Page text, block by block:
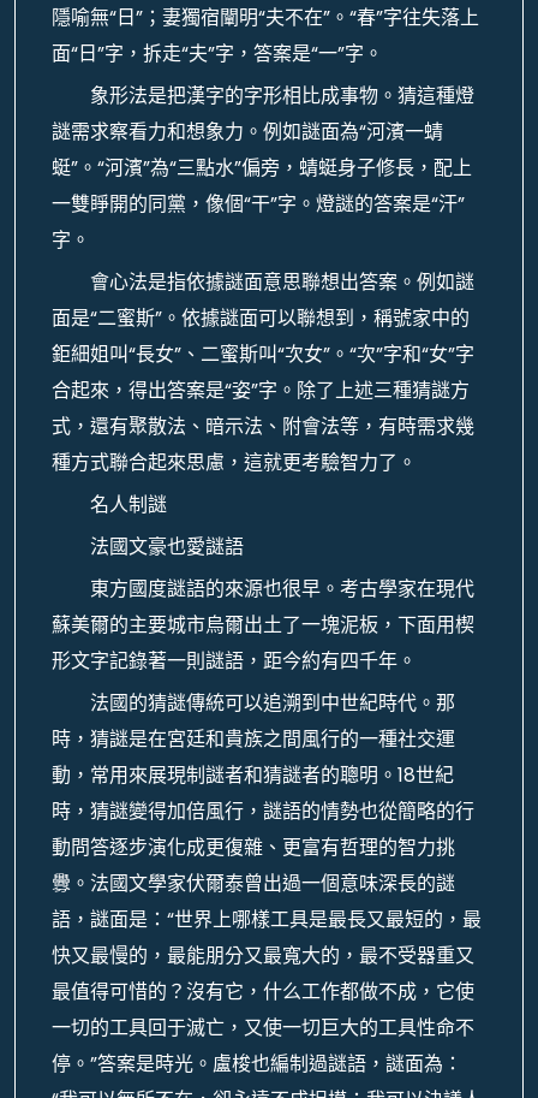
隱喻無“日”；妻獨宿闡明“夫不在”。“春”字往失落上
面“日”字，拆走“夫”字，答案是“一”字。
象形法是把漢字的字形相比成事物。猜這種燈
謎需求察看力和想象力。例如謎面為“河濱一蜻
蜓”。“河濱”為“三點水”偏旁，蜻蜓身子修長，配上
一雙睜開的同黨，像個“干”字。燈謎的答案是“汗”
字。
會心法是指依據謎面意思聯想出答案。例如謎
面是“二蜜斯”。依據謎面可以聯想到，稱號家中的
鉅細姐叫“長女”、二蜜斯叫“次女”。“次”字和“女”字
合起來，得出答案是“姿”字。除了上述三種猜謎方
式，還有聚散法、暗示法、附會法等，有時需求幾
種方式聯合起來思慮，這就更考驗智力了。
名人制謎
法國文豪也愛謎語
東方國度謎語的來源也很早。考古學家在現代
蘇美爾的主要城市烏爾出土了一塊泥板，下面用楔
形文字記錄著一則謎語，距今約有四千年。
法國的猜謎傳統可以追溯到中世紀時代。那
時，猜謎是在宮廷和貴族之間風行的一種社交運
動，常用來展現制謎者和猜謎者的聰明。18世紀
時，猜謎變得加倍風行，謎語的情勢也從簡略的行
動問答逐步演化成更復雜、更富有哲理的智力挑
釁。法國文學家伏爾泰曾出過一個意味深長的謎
語，謎面是：“世界上哪樣工具是最長又最短的，最
快又最慢的，最能朋分又最寬大的，最不受器重又
最值得可惜的？沒有它，什么工作都做不成，它使
一切的工具回于滅亡，又使一切巨大的工具性命不
停。”答案是時光。盧梭也編制過謎語，謎面為：